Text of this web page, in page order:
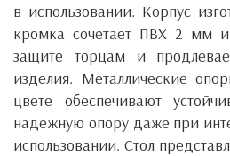
в использовании. Корпус
кромка сочетает ПВХ 2 мм
защите торцам и
изделия. Металлические
цвете обеспечивают
надежную опору даже при
использовании. Стол